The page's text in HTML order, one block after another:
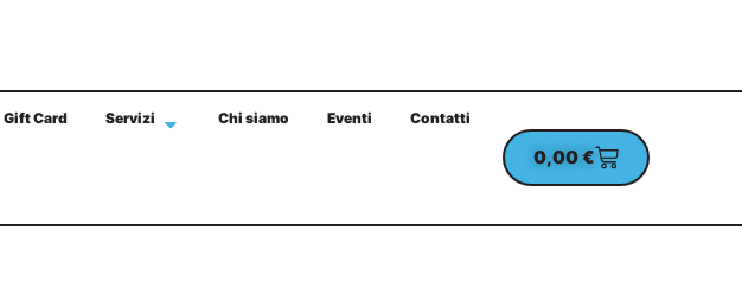
CHECKOUT
0,00€
Gift Card Servizi Chi siamo Eventi Contatti